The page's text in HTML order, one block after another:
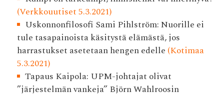
(Verkkouutiset 5.3.2021)
Uskonnonfilosofi Sami Pihlström: Nuorille ei
tule tasapainoista käsitystä elämästä, jos
harrastukset asetetaan hengen edelle (Kotimaa
5.3.2021)
Tapaus Kaipola: UPM-johtajat olivat
”järjestelmän vankeja” Björn Wahlroosin